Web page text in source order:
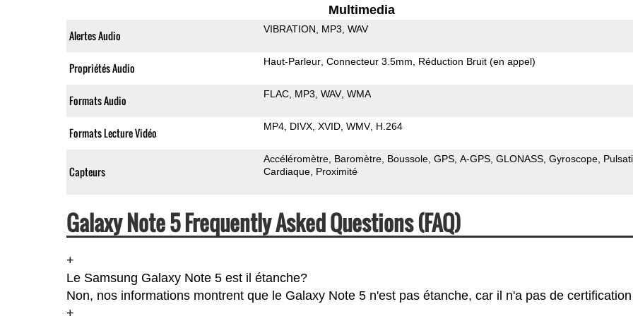
Multimedia
Alertes Audio VIBRATION MP3 WAV
Propriétés Audio Haut-Parleur Connecteur 3.5mm Réduction Bruit (en appel)
Formats Audio FLAC MP3 WAV WMA
Formats Lecture Vidéo MP4 DIVX XVID WMV H.264
Capteurs
Accéléromètre Baromètre Boussole GPS A-GPS GLONASS Gyroscope
Cardiaque Proximité
Galaxy Note 5 Frequently Asked Questions (FAQ)
+
Le Samsung Galaxy Note 5 est il étanche?
Non, nos informations montrent que le Galaxy Note 5 n'est pas étanche, car il n'a pas de certification
+